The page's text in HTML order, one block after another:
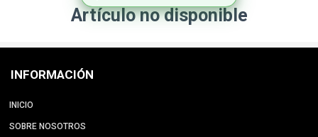
Artículo no disponible
INFORMACIÓN
INICIO
SOBRE NOSOTROS